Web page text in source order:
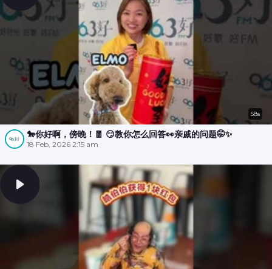
58s
🐎你好啊，傍晚！🧧 😏教你怎么回答👀亲戚的问题🤭✨
18 Feb, 2026 2:15 am